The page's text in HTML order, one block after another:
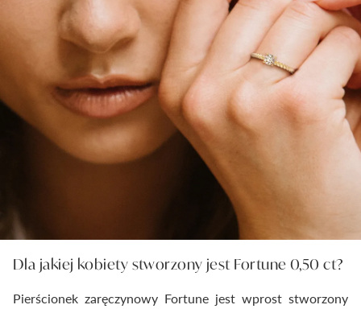
Dla jakiej kobiety stworzony jest Fortune 0,50 ct?
Pierścionek zaręczynowy Fortune jest wprost stworzony